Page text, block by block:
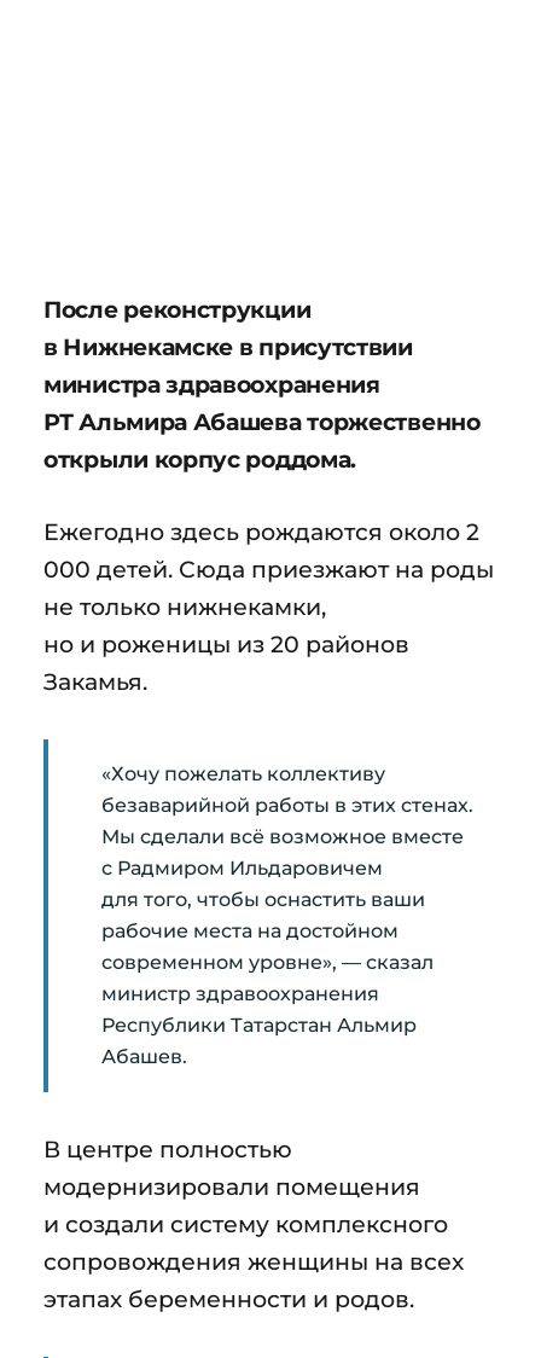
После реконструкции
в Нижнекамске в присутствии
министра здравоохранения
РТ Альмира Абашева торжественно
открыли корпус роддома.
Ежегодно здесь рождаются около 2
000 детей. Сюда приезжают на роды
не только нижнекамки,
но и роженицы из 20 районов
Закамья.
«Хочу пожелать коллективу
безаварийной работы в этих стенах.
Мы сделали всё возможное вместе
с Радмиром Ильдаровичем
для того, чтобы оснастить ваши
рабочие места на достойном
современном уровне», — сказал
министр здравоохранения
Республики Татарстан Альмир
Абашев.
В центре полностью
модернизировали помещения
и создали систему комплексного
сопровождения женщины на всех
этапах беременности и родов.